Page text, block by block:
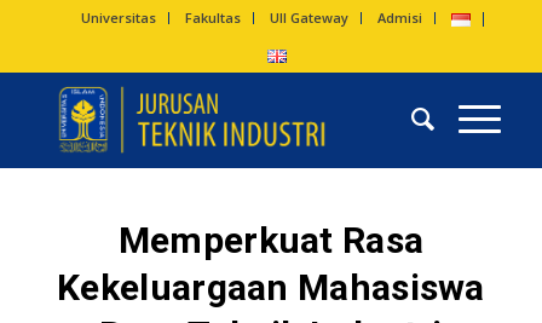
Universitas Fakultas UII Gateway Admisi
Memperkuat Rasa
Kekeluargaan Mahasiswa